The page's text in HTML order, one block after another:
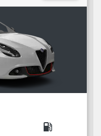
local_gas_station